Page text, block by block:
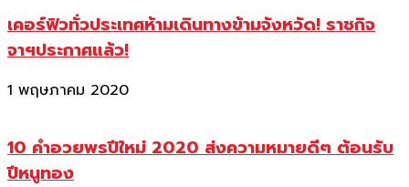
เคอร์ฟิวทั่วประเทศห้ามเดินทางข้ามจังหวัด! ราชกิจ
จาฯประกาศแล้ว!
1 พฤษภาคม 2020
10 คำอวยพรปีใหม่ 2020 ส่งความหมายดีๆ ต้อนรับ
ปีหนูทอง